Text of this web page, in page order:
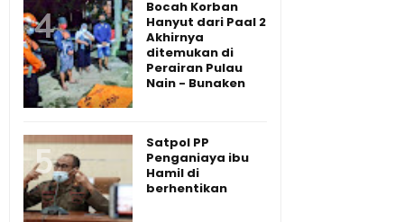
Bocah Korban
Hanyut dari Paal 2
Akhirnya
ditemukan di
Perairan Pulau
Nain - Bunaken
Satpol PP
Penganiaya ibu
Hamil di
berhentikan